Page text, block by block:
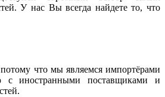
У нас Вы всегда найдете то, что
что мы являемся импортёрами
с иностранными поставщиками и